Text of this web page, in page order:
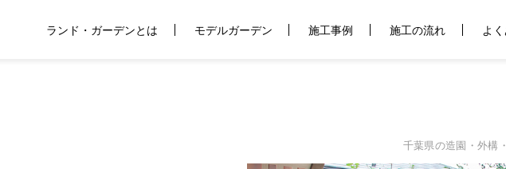
ランド・ガーデンとは モデルガーデン 施工事例 施工の流れ よ
in/home/marke/land-garden.net/public_html/wp-content/themes/
千葉県の造園・外構